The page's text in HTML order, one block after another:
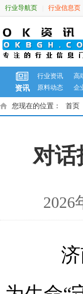
行业导航页 行业信息页
资讯
行业资讯
高
原料动态
企
您现在的位置： 首页
对话
济南